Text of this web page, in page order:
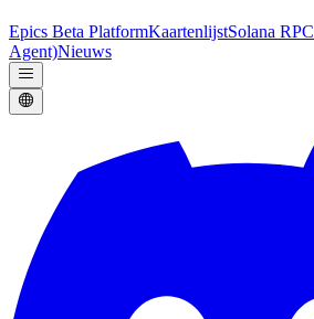
Epics Beta PlatformKaartenlijstSolana RPC
Agent)Nieuws